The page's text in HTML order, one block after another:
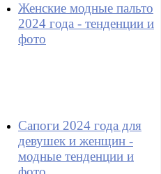
Женские модные пальто
2024 года - тенденции и
фото
Сапоги 2024 года для
девушек и женщин -
модные тенденции и